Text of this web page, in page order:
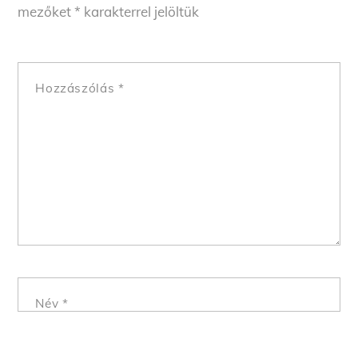
mezőket* karakterrel jelöltük
Hozzászólás *
Név *